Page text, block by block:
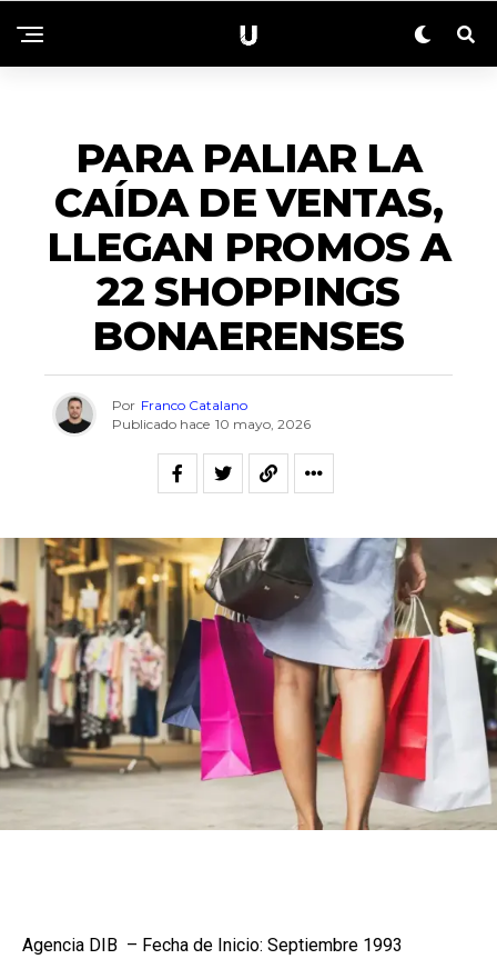
PARA PALIAR LA
CAÍDA DE VENTAS,
LLEGAN PROMOS A
22 SHOPPINGS
BONAERENSES
Por Franco Catalano
Publicado hace 10 mayo, 2026
Agencia DIB – Fecha de Inicio: Septiembre 1993